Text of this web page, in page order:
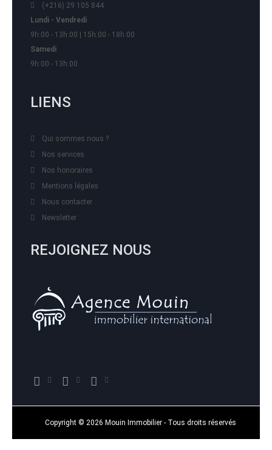
(+216) 29 105 844
Lundi - Vendredi
9h:00 - 13h:00 | 15h:00 - 18h:00
Samedi
9h:00 - 13h:00
LIENS
Qui sommes nous ?
Nos services
Nos honoraires
Mentions légales
Nous contacter
Newsletter
REJOIGNEZ NOUS
Copyright © 2026 Mouin Immobilier - Tous droits réservés